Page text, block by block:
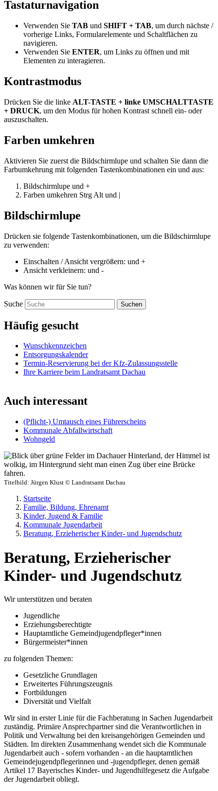
Tastaturnavigation
Verwenden Sie TAB und SHIFT + TAB, um durch nächste /
vorherige Links, Formularelemente und Schaltflächen zu
navigieren.
Verwenden Sie ENTER, um Links zu öffnen und mit
Elementen zu interagieren.
Kontrastmodus
Drücken Sie die linke ALT-TASTE + linke UMSCHALTTASTE
+ DRUCK, um den Modus für hohen Kontrast schnell ein- oder
auszuschalten.
Farben umkehren
Aktivieren Sie zuerst die Bildschirmlupe und schalten Sie dann die
Farbumkehrung mit folgenden Tastenkombinationen ein und aus:
Bildschirmlupe und +
Farben umkehren Strg Alt und |
Bildschirmlupe
Drücken sie folgende Tastenkombinationen, um die Bildschirmlupe
zu verwenden:
Einschalten / Ansicht vergrößern: und +
Ansicht verkleinern: und -
Was können wir für Sie tun?
Suche Suchen
Häufig gesucht
Wunschkennzeichen
Entsorgungskalender
Termin-Reservierung bei der Kfz-Zulassungsstelle
Ihre Karriere beim Landratsamt Dachau
Auch interessant
(Pflicht-) Umtausch eines Führerscheins
Kommunale Abfallwirtschaft
Wohngeld
Titelbild: Jürgen Klust © Landratsamt Dachau
Startseite
Familie, Bildung, Ehrenamt
Kinder, Jugend & Familie
Kommunale Jugendarbeit
Beratung, Erzieherischer Kinder- und Jugendschutz
Beratung, Erzieherischer
Kinder- und Jugendschutz
Wir unterstützen und beraten
Jugendliche
Erziehungsberechtigte
Hauptamtliche Gemeindjugendpfleger*innen
Bürgermeister*innen
zu folgenden Themen:
Gesetzliche Grundlagen
Erweitertes Führungszeugnis
Fortbildungen
Diversität und Vielfalt
Wir sind in erster Linie für die Fachberatung in Sachen Jugendarbeit
zuständig. Primäre Ansprechpartner sind die Verantwortlichen in
Politik und Verwaltung bei den kreisangehörigen Gemeinden und
Städten. Im direkten Zusammenhang wendet sich die Kommunale
Jugendarbeit auch - sofern vorhanden - an die hauptamtlichen
Gemeindejugendpflegerinnen und -jugendpfleger, denen gemäß
Artikel 17 Bayerisches Kinder- und Jugendhilfegesetz die Aufgabe
der Jugendarbeit obliegt.